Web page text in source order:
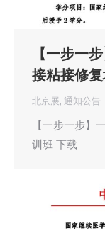
【一步一
接粘接修
北京展, 通知公告
【一步一步】
训班 下载